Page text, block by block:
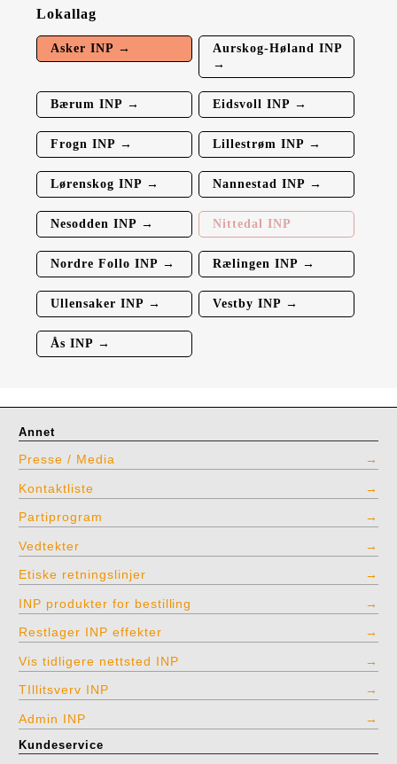
Lokallag
Asker INP →
Aurskog-Høland INP
→
Bærum INP → Eidsvoll INP →
Frogn INP → Lillestrøm INP →
Lørenskog INP → Nannestad INP →
Nesodden INP → Nittedal INP
Nordre Follo INP → Rælingen INP →
Ullensaker INP → Vestby INP →
Ås INP →
Annet
Presse / Media
Kontaktliste
Partiprogram
Vedtekter
Etiske retningslinjer
INP produkter for bestilling
Restlager INP effekter
Vis tidligere nettsted INP
TIllitsverv INP
Admin INP
Kundeservice